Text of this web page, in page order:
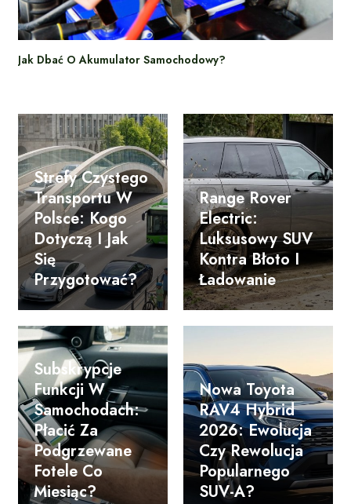
Jak Dbać O Akumulator Samochodowy?
Strefy Czystego
Transportu W
Polsce: Kogo
Dotyczą I Jak
Się
Przygotować?
Range Rover
Electric:
Luksusowy SUV
Kontra Błoto I
Ładowanie
Subskrypcje
Funkcji W
Samochodach:
Płacić Za
Podgrzewane
Fotele Co
Miesiąc?
Nowa Toyota
RAV4 Hybrid
2026: Ewolucja
Czy Rewolucja
Popularnego
SUV-A?